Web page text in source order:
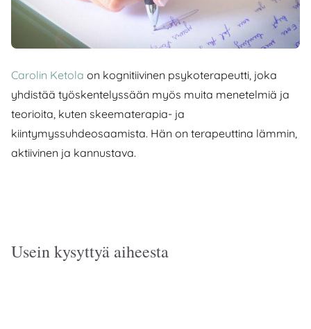
Carolin Ketola on kognitiivinen psykoterapeutti, joka
yhdistää työskentelyssään myös muita menetelmiä ja
teorioita, kuten skeematerapia- ja
kiintymyssuhdeosaamista. Hän on terapeuttina lämmin,
aktiivinen ja kannustava.
Usein kysyttyä aiheesta